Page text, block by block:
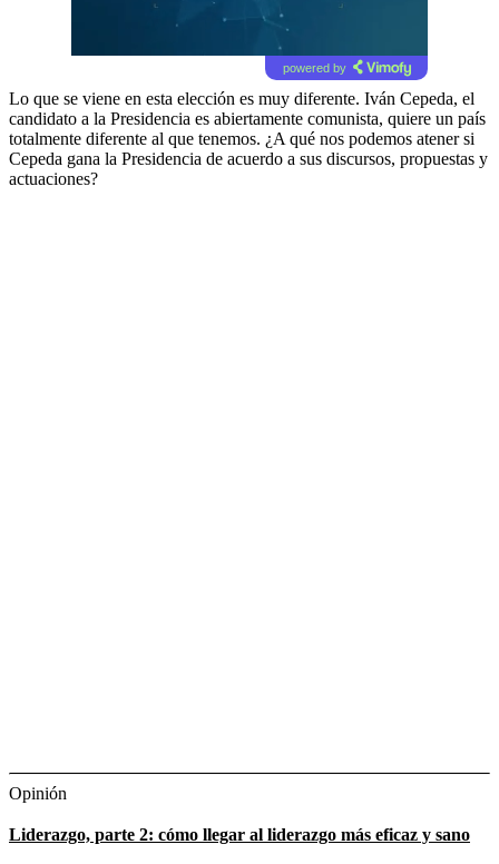
powered by
Lo que se viene en esta elección es muy diferente. Iván Cepeda, el
candidato a la Presidencia es abiertamente comunista, quiere un país
totalmente diferente al que tenemos. ¿A qué nos podemos atener si
Cepeda gana la Presidencia de acuerdo a sus discursos, propuestas y
actuaciones?
Opinión
Liderazgo, parte 2: cómo llegar al liderazgo más eficaz y sano